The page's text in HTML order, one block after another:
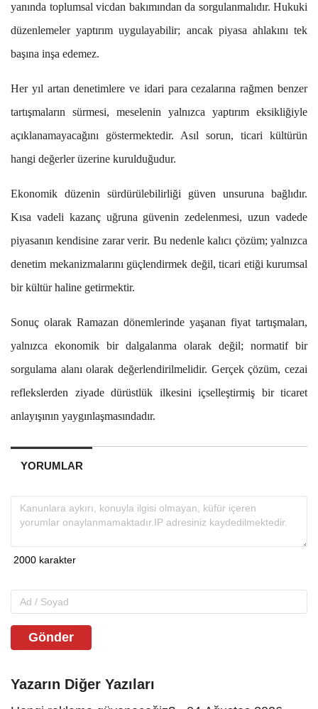
yanında toplumsal vicdan bakımından da sorgulanmalıdır. Hukuki
düzenlemeler yaptırım uygulayabilir; ancak piyasa ahlakını tek
başına inşa edemez.
Her yıl artan denetimlere ve idari para cezalarına rağmen benzer
tartışmaların sürmesi, meselenin yalnızca yaptırım eksikliğiyle
açıklanamayacağını göstermektedir. Asıl sorun, ticari kültürün
hangi değerler üzerine kurulduğudur.
Ekonomik düzenin sürdürülebilirliği güven unsuruna bağlıdır.
Kısa vadeli kazanç uğruna güvenin zedelenmesi, uzun vadede
piyasanın kendisine zarar verir. Bu nedenle kalıcı çözüm; yalnızca
denetim mekanizmalarını güçlendirmek değil, ticari etiği kurumsal
bir kültür haline getirmektir.
Sonuç olarak Ramazan dönemlerinde yaşanan fiyat tartışmaları,
yalnızca ekonomik bir dalgalanma olarak değil; normatif bir
sorgulama alanı olarak değerlendirilmelidir. Gerçek çözüm, cezai
reflekslerden ziyade dürüstlük ilkesini içselleştirmiş bir ticaret
anlayışının yaygınlaşmasındadır.
YORUMLAR
Gönder
Yazarın Diğer Yazıları